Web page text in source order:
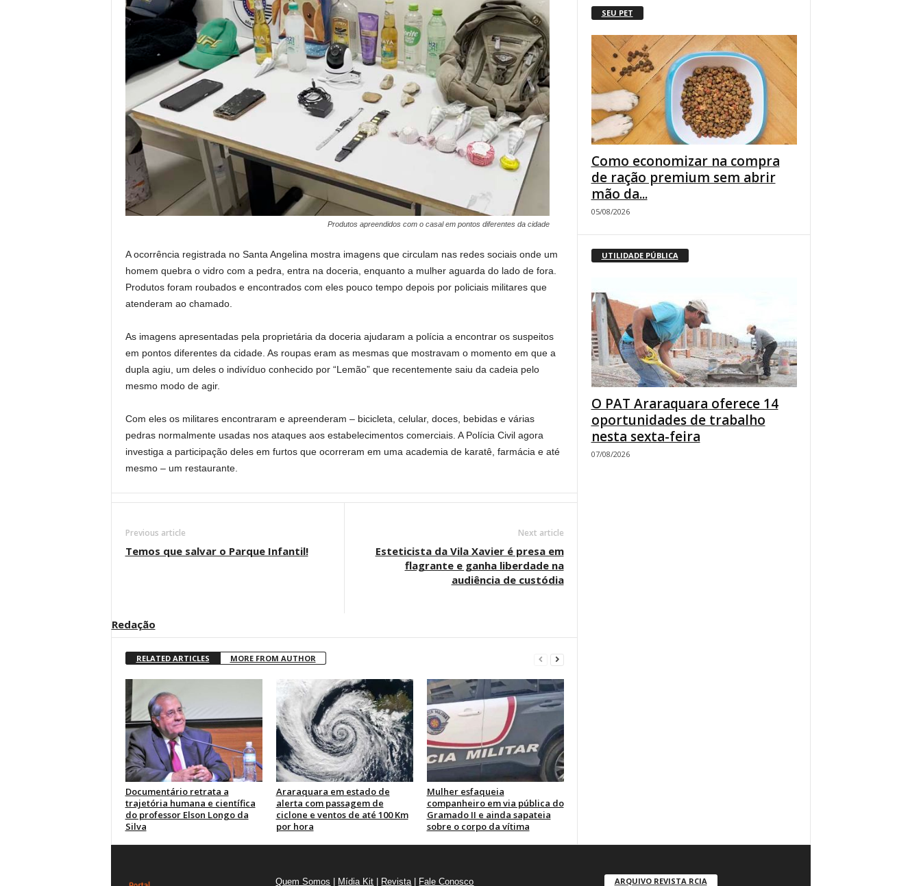
Produtos apreendidos com o casal em pontos diferentes da cidade
A ocorrência registrada no Santa Angelina mostra imagens que circulam nas redes sociais onde um
homem quebra o vidro com a pedra, entra na doceria, enquanto a mulher aguarda do lado de fora.
Produtos foram roubados e encontrados com eles pouco tempo depois por policiais militares que
atenderam ao chamado.
As imagens apresentadas pela proprietária da doceria ajudaram a polícia a encontrar os suspeitos
em pontos diferentes da cidade. As roupas eram as mesmas que mostravam o momento em que a
dupla agiu, um deles o indivíduo conhecido por “Lemão” que recentemente saiu da cadeia pelo
mesmo modo de agir.
Com eles os militares encontraram e apreenderam – bicicleta, celular, doces, bebidas e várias
pedras normalmente usadas nos ataques aos estabelecimentos comerciais. A Polícia Civil agora
investiga a participação deles em furtos que ocorreram em uma academia de karatê, farmácia e até
mesmo – um restaurante.
Previous article
Temos que salvar o Parque Infantil!
Next article
Esteticista da Vila Xavier é presa em
flagrante e ganha liberdade na
audiência de custódia
Redação
RELATED ARTICLES MORE FROM AUTHOR
Documentário retrata a
trajetória humana e científica
do professor Elson Longo da
Silva
Araraquara em estado de
alerta com passagem de
ciclone e ventos de até 100 Km
por hora
Mulher esfaqueia
companheiro em via pública do
Gramado II e ainda sapateia
sobre o corpo da vítima
SEU PET
Como economizar na compra
de ração premium sem abrir
mão da...
05/08/2026
UTILIDADE PÚBLICA
O PAT Araraquara oferece 14
oportunidades de trabalho
nesta sexta-feira
07/08/2026
Quem Somos Mídia Kit Revista| Fale Conosco ARQUIVO REVISTA RCIA